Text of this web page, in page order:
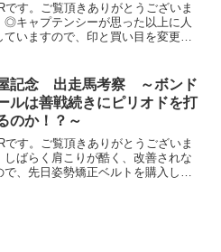
です。ご覧頂きありがとうございま
◎キャプテンシーが思った以上に人
ていますので、印と買い目を変更し
ルーム☆ ルージュステルエ△ ボ
ガール、ユキノロ...
記念 出走馬考察 ～ボンド
ルは善戦続きにピリオドを打
のか！？～
です。ご覧頂きありがとうございま
しばらく肩こりが酷く、改善されな
で、先日姿勢矯正ベルトを購入しま